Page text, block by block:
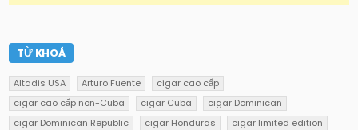
TỪ KHOÁ
Altadis USA Arturo Fuente
cigar cao cấp
cigar cao cấp non-Cuba
cigar Cuba
cigar Dominican
cigar Dominican Republic
cigar Honduras
cigar limited edition